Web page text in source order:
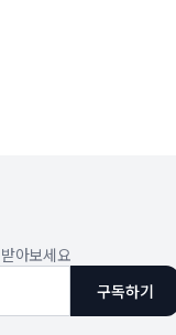
아보세요
구독하기